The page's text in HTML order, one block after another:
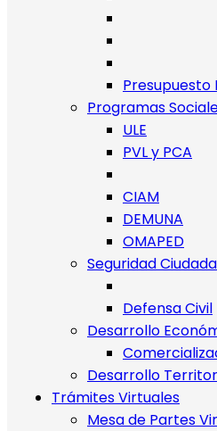
Programas
ULE
PVL y PCA
CIAM
DEMUNA
OMAPED
Seguridad
Defensa Civil
Desarrollo
Desarrollo
Trámites Virtuales
Mesa de Partes